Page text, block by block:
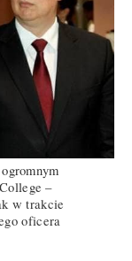
–
w trakcie
oficera